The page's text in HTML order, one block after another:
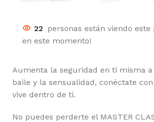
22 personas están viendo
en este momento!
Aumenta la seguridad en ti misma
baile y la sensualidad, conéctate
vive dentro de ti.
No puedes perderte el MASTER